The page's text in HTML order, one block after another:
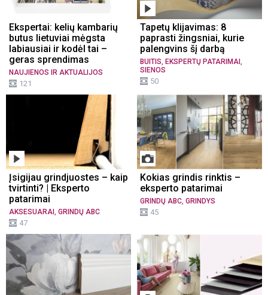
Ekspertai: kelių kambarių
butus lietuviai mėgsta
labiausiai ir kodėl tai –
geras sprendimas
NAUJIENOS IR AKTUALIJOS
121
Tapetų klijavimas: 8
paprasti žingsniai, kurie
palengvins šį darbą
BUITIS, EKSPERTŲ PATARIMAI ,
SIENOS
50
Įsigijau grindjuostes – kaip
tvirtinti? | Eksperto
patarimai
AKSESUARAI , GRINDŲ ABC
47
Kokias grindis rinktis –
eksperto patarimai
GRINDŲ ABC, GRINDYS
45